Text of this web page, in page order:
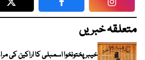
Twitter Facebook
متعلقہ خبریں
خیبرپختونخوا اسمبلی کا اراکین